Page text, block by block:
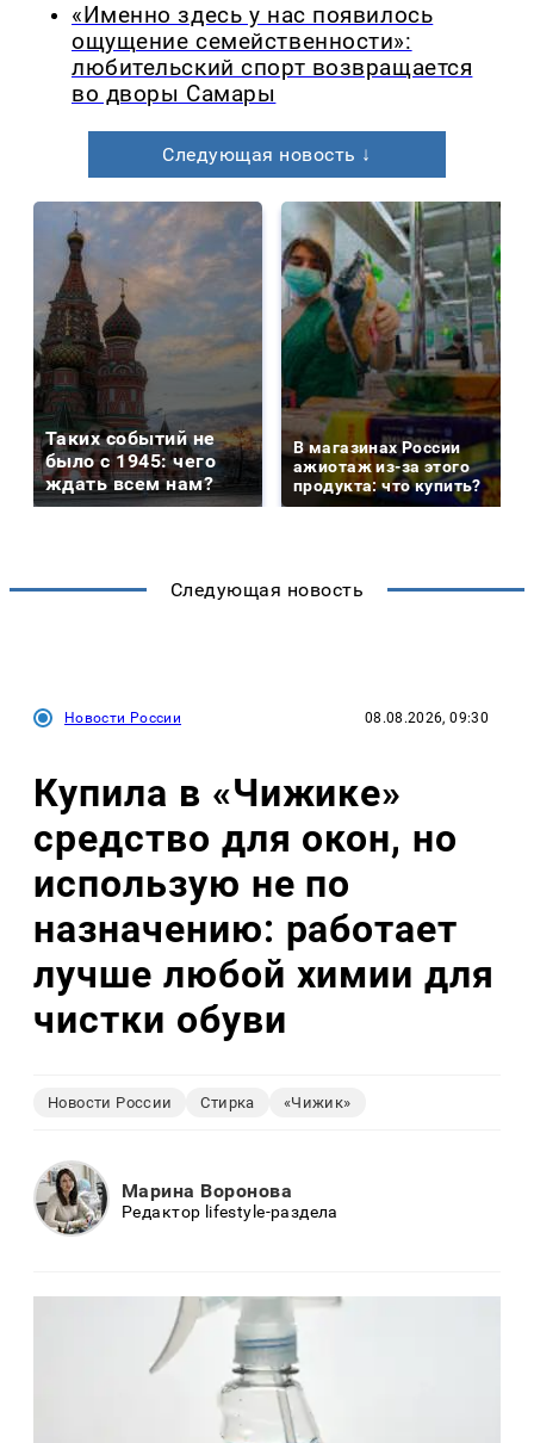
«Именно здесь у нас появилось
ощущение семейственности»:
любительский спорт возвращается
во дворы Самары
Следующая новость ↓
Таких событий не
было с 1945: чего
ждать всем нам?
В магазинах России
ажиотаж из-за этого
продукта: что купить?
Следующая новость
Новости России 08.08.2026, 09:30
Купила в «Чижике»
средство для окон, но
использую не по
назначению: работает
лучше любой химии для
чистки обуви
Новости России Стирка «Чижик»
Марина Воронова
Редактор lifestyle-раздела